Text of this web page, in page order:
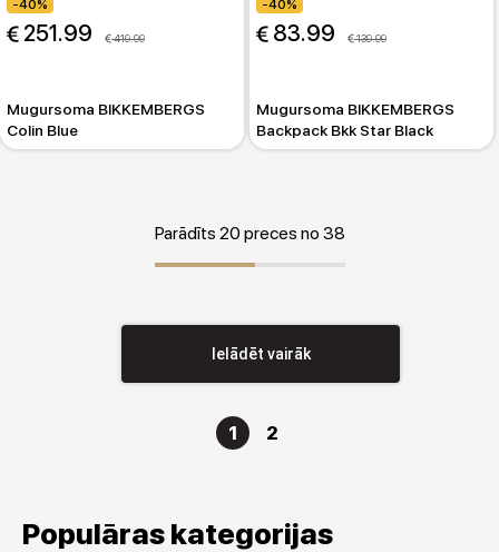
-40%
251.99 419.99
Mugursoma BIKKEMBERGS
Colin Blue
-40%
83.99 139.99
Mugursoma BIKKEMBERGS
Backpack Bkk Star Black
Parādīts 20 preces no 38
Ielādēt vairāk
1 2
Populāras kategorijas